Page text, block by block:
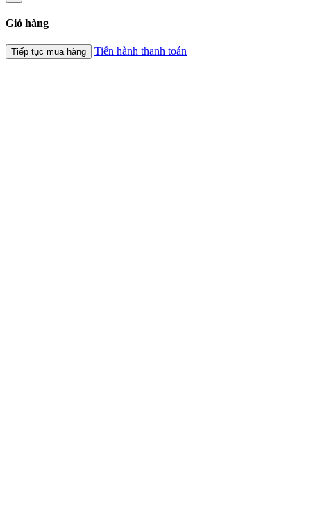
Giỏ hàng
Tiếp tục mua hàng Tiến hành thanh toán